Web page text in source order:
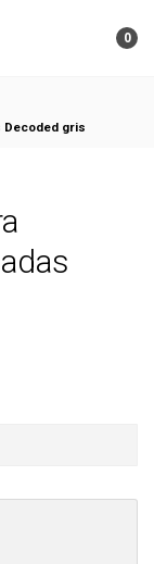
0
Decoded gris